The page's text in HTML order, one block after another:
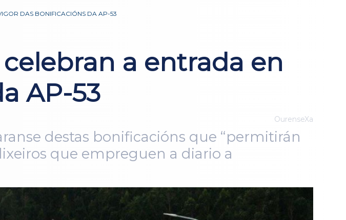
DAS BONIFICACIÓNS DA AP-53
a entrada en
AP-53
OurenseXa
destas bonificacións que “permitirán
que empreguen a diario a